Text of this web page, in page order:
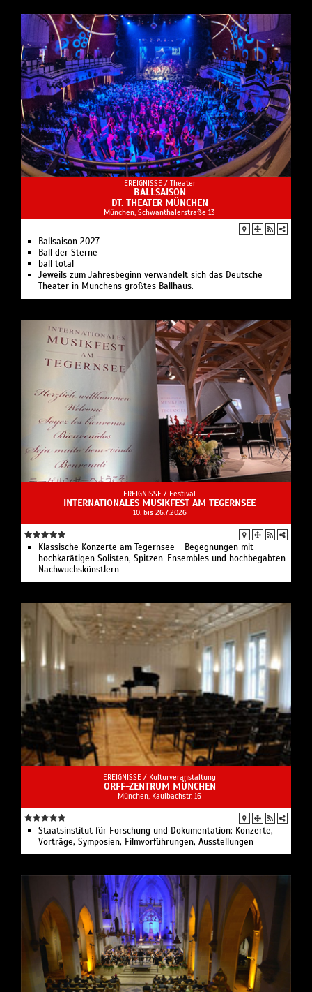
EREIGNISSE / Theater
BALLSAISON
DT. THEATER MÜNCHEN
München, Schwanthalerstraße 13
Ballsaison 2027
Ball der Sterne
ball total
Jeweils zum Jahresbeginn verwandelt sich das Deutsche
Theater in Münchens größtes Ballhaus.
EREIGNISSE / Festival
INTERNATIONALES MUSIKFEST AM TEGERNSEE
10. bis 26.7.2026
Klassische Konzerte am Tegernsee - Begegnungen mit
hochkarätigen Solisten, Spitzen-Ensem­bles und hochbegabten
Nach­wuchs­künstlern
EREIGNISSE / Kulturveranstaltung
ORFF-ZENTRUM MÜNCHEN
München, Kaulbachstr. 16
Staatsinstitut für Forschung und Dokumentation: Konzerte,
Vorträge, Symposien, Filmvorführungen, Ausstellungen